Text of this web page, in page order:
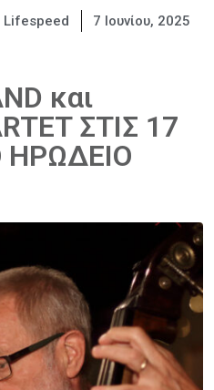
Lifespeed 7 Ιουνίου, 2025
και
ΣΤΙΣ 17
ΗΡΩΔΕΙΟ